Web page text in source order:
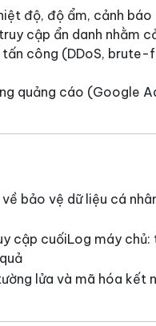
độ, độ ẩm, cảnh
cập ẩn danh nhằm
tấn công (DDoS, brute-
quảng cáo (Google
bảo vệ dữ liệu cá
cập cuốiLog máy chủ:
lửa và mã hóa kết